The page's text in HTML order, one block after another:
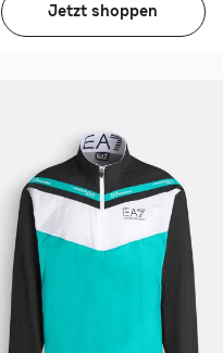
Jetzt shoppen